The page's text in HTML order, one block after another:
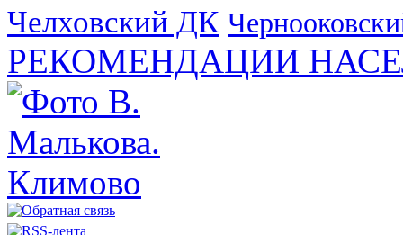
Челховский ДК
РЕКОМЕНДАЦИИ